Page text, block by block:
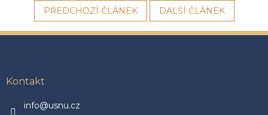
PŘEDCHOZÍ ČLÁNEK DALŠÍ ČLÁNEK
Kontakt
info@usnu.cz